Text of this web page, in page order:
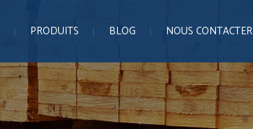
PRODUITS BLOG NOUS CONTACTER